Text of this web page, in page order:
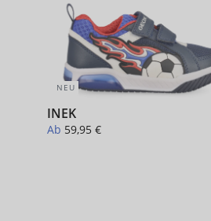
NEU
INEK
Ab 59,95 €